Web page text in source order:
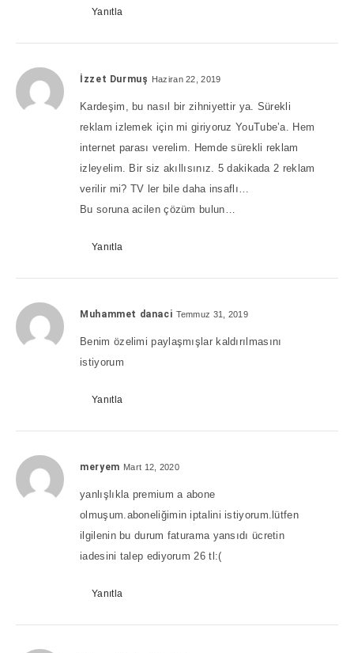
Yanıtla
İzzet Durmuş Haziran 22, 2019
Kardeşim, bu nasıl bir zihniyettir ya. Sürekli
reklam izlemek için mi giriyoruz YouTube’a. Hem
internet parası verelim. Hemde sürekli reklam
izleyelim. Bir siz akıllısınız. 5 dakikada 2 reklam
verilir mi? TV ler bile daha insaflı…
Bu soruna acilen çözüm bulun…
Yanıtla
Muhammet danaci Temmuz 31, 2019
Benim özelimi paylaşmışlar kaldırılmasını
istiyorum
Yanıtla
meryem Mart 12, 2020
yanlışlıkla premium a abone
olmuşum.aboneliğimin iptalini istiyorum.lütfen
ilgilenin bu durum faturama yansıdı ücretin
iadesini talep ediyorum 26 tl:(
Yanıtla